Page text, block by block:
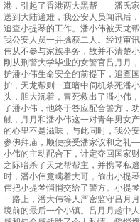
港，引起了香港两大黑帮——潘氏家
送到大陆避难，我公安人员闻讯后
追查小提琴的工作。潘小伟被天龙
我公安人员一并擒获二人。经过审
伟从不参与家族事务，故并不清楚
刚从刑警大学毕业的女警官吕月月
护潘小伟生命安全的前提下，追查
护，天龙帮则一直暗中伺机杀死潘
头，胆大沉着，冒死救出了潘小伟
了潘小伟，他终于答应配合警方，
触，月月和潘小伟这一对青年男女
的心里不是滋味，与此同时，我公
参佛拜庙，顺便接受潘家议和之礼
小伟的主动配合下，计定夺回国家
之际暗杀了天龙帮帮主，并携琴私
时，潘小伟竟瞒着大哥，偷出小提
伟把小提琴悄悄交给了警方。小提
一路上，潘大伟等人严密监守吕月
境前的最后一个小镇。吕月月趁中